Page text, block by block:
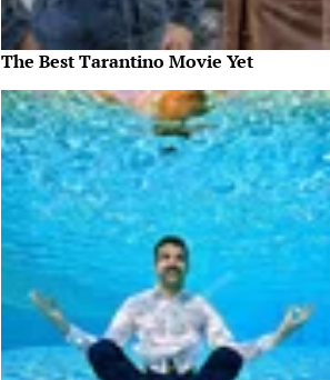
The Best Tarantino Movie Yet